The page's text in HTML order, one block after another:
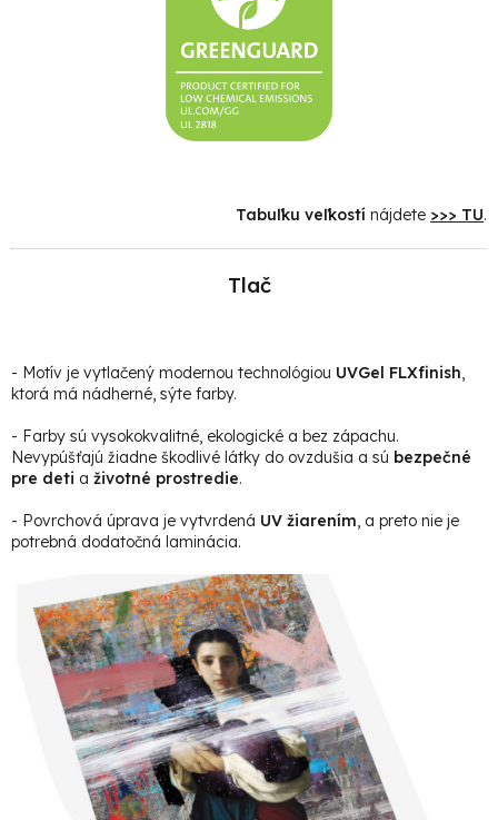
Tabuľku veľkostí nájdete >>> TU.
Tlač
- Motív je vytlačený modernou technológiou UVGel FLXfinish,
ktorá má nádherné, sýte farby.
- Farby sú vysokokvalitné, ekologické a bez zápachu.
Nevypúšťajú žiadne škodlivé látky do ovzdušia a sú bezpečné
pre deti a životné prostredie.
- Povrchová úprava je vytvrdená UV žiarením, a preto nie je
potrebná dodatočná laminácia.